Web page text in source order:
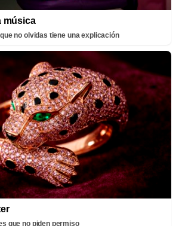
música
no olvidas tiene una explicación
que no piden permiso